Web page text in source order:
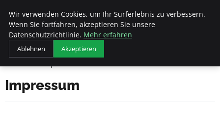
Veranstaltungen
Fds
Impressum
Wir verwenden Cookies, um Ihr Surferlebnis zu verbessern.
Wenn Sie fortfahren, akzeptieren Sie unsere
Datenschutzrichtlinie. Mehr erfahren
Ablehnen Akzeptieren